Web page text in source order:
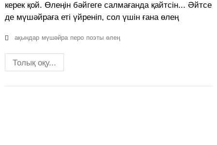
керек қой. Өлеңін бәйгеге салмағанда қайтсін... Әйтсе
де мүшәйраға еті үйреніп, сол үшін ғана өлең
ақындар мүшәйра перо поэты өлең
Толық оқу...